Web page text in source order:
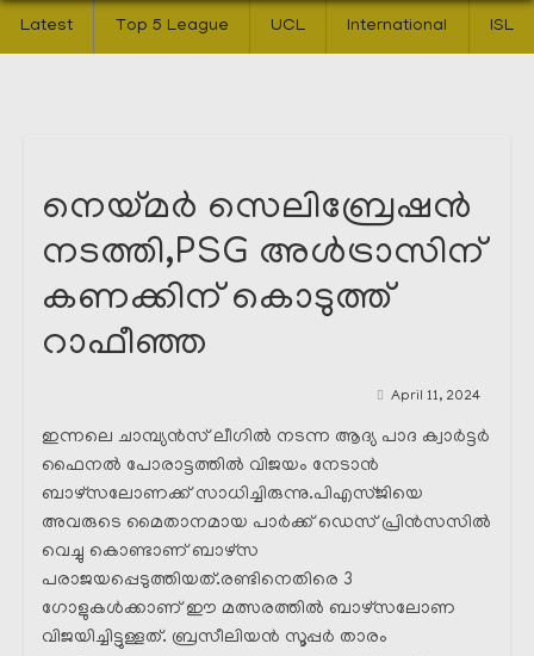
Latest Top 5 League UCL International ISL
നെയ്മർ സെലിബ്രേഷൻ
നടത്തി,PSG അൾട്രാസിന്
കണക്കിന് കൊടുത്ത്
റാഫീഞ്ഞ
April 11, 2024
ഇന്നലെ ചാമ്പ്യൻസ് ലീഗിൽ നടന്ന ആദ്യ പാദ ക്വാർട്ടർ
ഫൈനൽ പോരാട്ടത്തിൽ വിജയം നേടാൻ
ബാഴ്സലോണക്ക് സാധിച്ചിരുന്നു.പിഎസ്ജിയെ
അവരുടെ മൈതാനമായ പാർക്ക് ഡെസ് പ്രിൻസസിൽ
വെച്ചു കൊണ്ടാണ് ബാഴ്സ
പരാജയപ്പെടുത്തിയത്.രണ്ടിനെതിരെ 3
ഗോളുകൾക്കാണ് ഈ മത്സരത്തിൽ ബാഴ്സലോണ
വിജയിച്ചിട്ടുള്ളത്. ബ്രസീലിയൻ സൂപ്പർ താരം